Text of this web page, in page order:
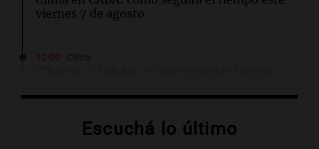
viernes 7 de agosto
El dato confiable
Escuchá lo último